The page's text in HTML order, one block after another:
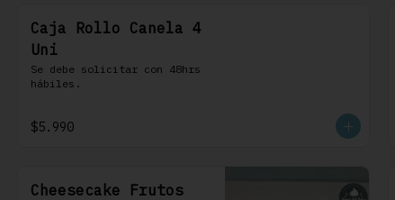
Caja Rollo Canela 4
Uni
Se debe solicitar con 48hrs
hábiles.
$5.990
Cheesecake Frutos